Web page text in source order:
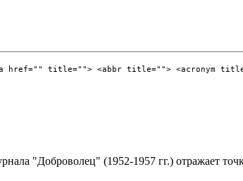
href="" title=""> <abbr title=""> <acronym
"Доброволец" (1952-1957 гг.) отражает